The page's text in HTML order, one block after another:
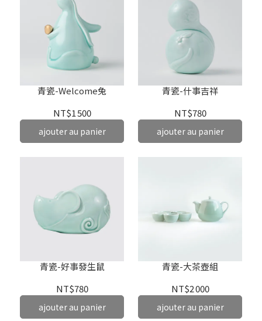
青瓷-Welcome兔
NT$1 500
ajouter au panier
青瓷-什事吉祥
NT$780
ajouter au panier
青瓷-好事發生鼠
NT$780
ajouter au panier
青瓷-大茶壺組
NT$2 000
ajouter au panier